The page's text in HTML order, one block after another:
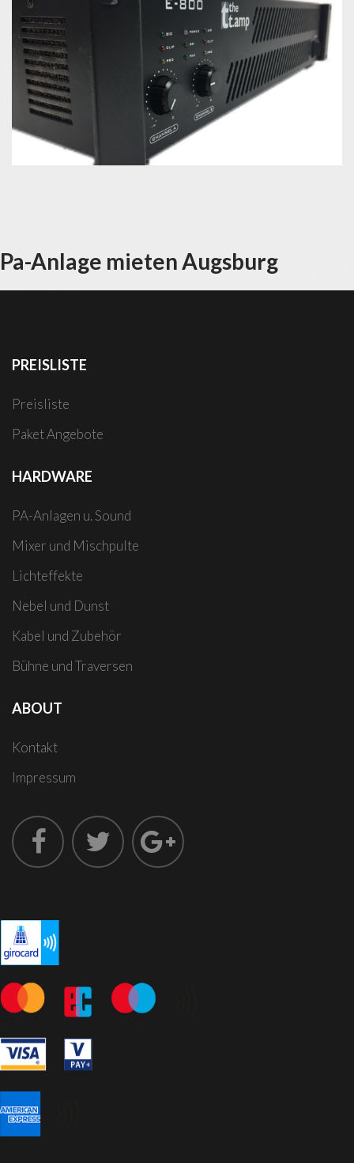
Pa-Anlage mieten Augsburg
PREISLISTE
Preisliste
Paket Angebote
HARDWARE
PA-Anlagen u. Sound
Mixer und Mischpulte
Lichteffekte
Nebel und Dunst
Kabel und Zubehör
Bühne und Traversen
ABOUT
Kontakt
Impressum